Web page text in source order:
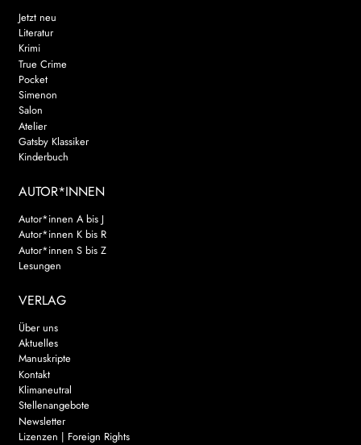
Jetzt neu
Literatur
Krimi
True Crime
Pocket
Simenon
Salon
Atelier
Gatsby Klassiker
Kinderbuch
AUTOR*INNEN
Autor*innen A bis J
Autor*innen K bis R
Autor*innen S bis Z
Lesungen
VERLAG
Über uns
Aktuelles
Manuskripte
Kontakt
Klimaneutral
Stellenangebote
Newsletter
Lizenzen | Foreign Rights